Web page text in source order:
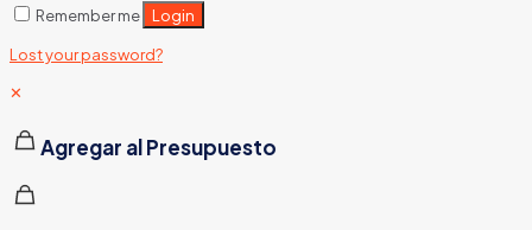
Remember me Login
Lost your password?
✕
Agregar al Presupuesto